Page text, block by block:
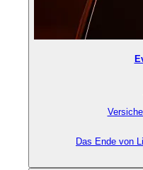
Das Ende von